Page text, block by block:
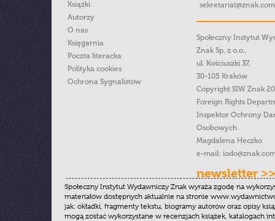
Książki
Autorzy
O nas
Księgarnia
Poczta literacka
Polityka cookies
Ochrona Sygnalistow
Społeczny Instytut
Znak Sp. z o.o.,
ul. Kościuszki 37,
30-105 Kraków
Copyright SIW Znak
Foreign Rights
Inspektor Ochrony
Osobowych
Magdalena Heczko
e-mail:
newsletter >>
Społeczny Instytut Wydawniczy Znak wyraża zgodę na
materiałów dostępnych aktualnie na stronie
jak: okładki, fragmenty tekstu, biogramy autorów oraz opisy
mogą zostać wykorzystane w recenzjach książek, katalogach